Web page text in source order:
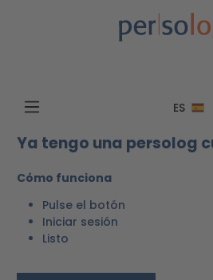
Saltar al contenido principal
ES
Ya tengo una persolog
Cómo funciona
Pulse el botón
Iniciar sesión
Listo